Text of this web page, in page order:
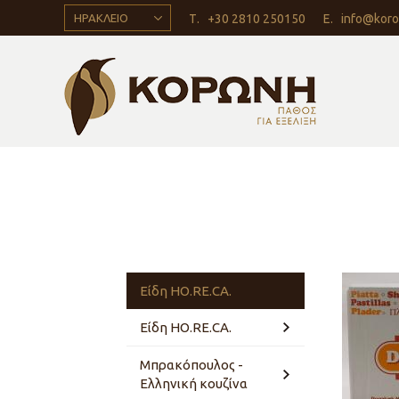
ΗΡΑΚΛΕΙΟ Τ. +30 2810 250150 Ε.
Είδη HO.RE.CA.
Είδη HO.RE.CA.
Κατάλογος
Interfood
Μπρακόπουλος -
Ελληνική κουζίνα